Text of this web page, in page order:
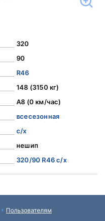
320
90
R46
148 (3150 кг)
A8 (0 км/час)
всесезонная
с/х
нешип
320/90 R46 с/х
Пользователям